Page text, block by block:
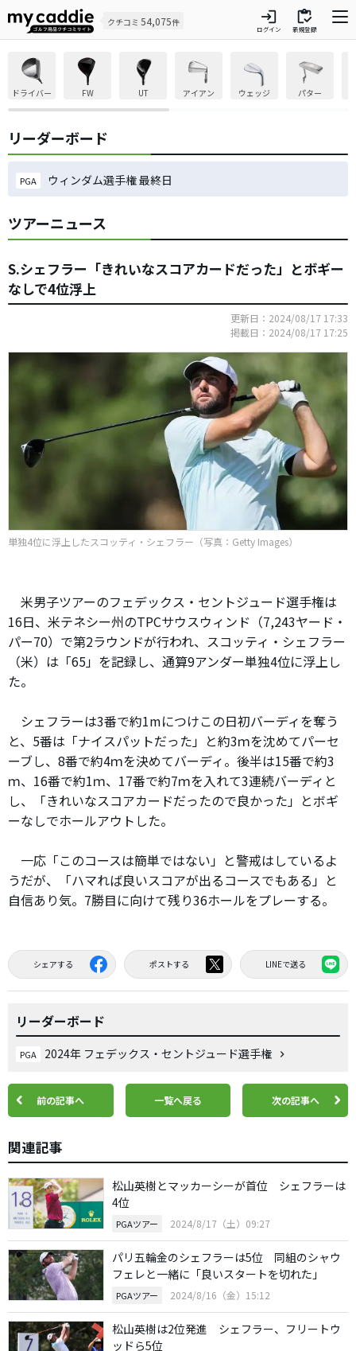
クチコミ 54,075件 login
ログイン
inventory
新規登録
ドライバー FW UT アイアン ウェッジ パター
リーダーボード
PGA ウィンダム選手権 最終日
ツアーニュース
S.シェフラー「きれいなスコアカードだった」とボギー
なしで4位浮上
更新日：2024/08/17 17:33
掲載日：2024/08/17 17:25
単独4位に浮上したスコッティ・シェフラー（写真：Getty Images）
米男子ツアーのフェデックス・セントジュード選手権は
16日、米テネシー州のTPCサウスウィンド（7,243ヤード・
パー70）で第2ラウンドが行われ、スコッティ・シェフラー
（米）は「65」を記録し、通算9アンダー単独4位に浮上し
た。
シェフラーは3番で約1mにつけこの日初バーディを奪う
と、5番は「ナイスパットだった」と約3ｍを沈めてパーセ
ーブし、8番で約4ｍを決めてバーディ。後半は15番で約3
ｍ、16番で約1ｍ、17番で約7ｍを入れて3連続バーディと
し、「きれいなスコアカードだったので良かった」とボギ
ーなしでホールアウトした。
一応「このコースは簡単ではない」と警戒はしているよ
うだが、「ハマれば良いスコアが出るコースでもある」と
自信あり気。7勝目に向けて残り36ホールをプレーする。
シェアする ポストする LINEで送る
リーダーボード
PGA 2024年 フェデックス・セントジュード選手権
前の記事へ 一覧へ戻る 次の記事へ
関連記事
松山英樹とマッカーシーが首位 シェフラーは
4位
PGAツアー 2024/8/17（土）09:27
パリ五輪金のシェフラーは5位 同組のシャウ
フェレと一緒に「良いスタートを切れた」
PGAツアー 2024/8/16（金）15:12
松山英樹は2位発進 シェフラー、フリートウ
ッドら5位